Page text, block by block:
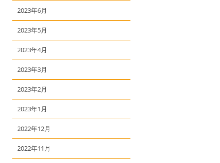
2023年6月
2023年5月
2023年4月
2023年3月
2023年2月
2023年1月
2022年12月
2022年11月